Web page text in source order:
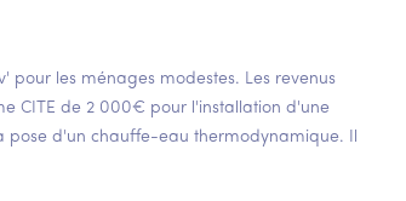
les ménages modestes. Les revenus
CITE de 2 000€ pour l'installation d'une
d'un chauffe-eau thermodynamique. Il